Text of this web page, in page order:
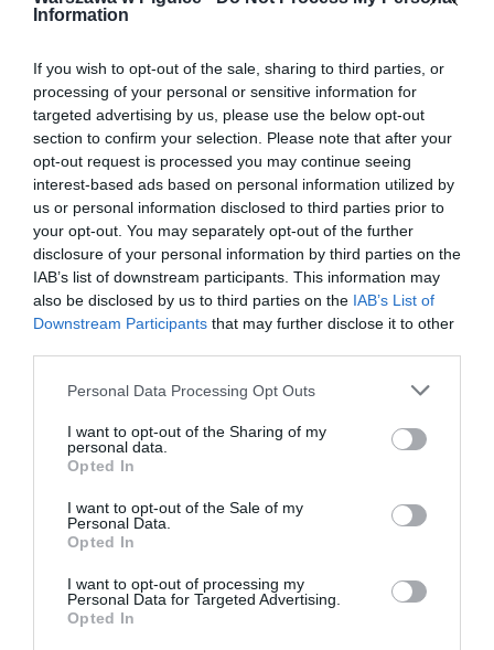
Information
If you wish to opt-out of the sale, sharing to third parties, or
processing of your personal or sensitive information for
targeted advertising by us, please use the below opt-out
section to confirm your selection. Please note that after your
opt-out request is processed you may continue seeing
interest-based ads based on personal information utilized by
us or personal information disclosed to third parties prior to
your opt-out. You may separately opt-out of the further
disclosure of your personal information by third parties on the
IAB’s list of downstream participants. This information may
also be disclosed by us to third parties on the IAB’s List of
Downstream Participants that may further disclose it to other
Personal Data Processing Opt Outs
I want to opt-out of the Sharing of my
personal data.
Opted In
I want to opt-out of the Sale of my
Personal Data.
Opted In
I want to opt-out of processing my
Personal Data for Targeted Advertising.
Opted In